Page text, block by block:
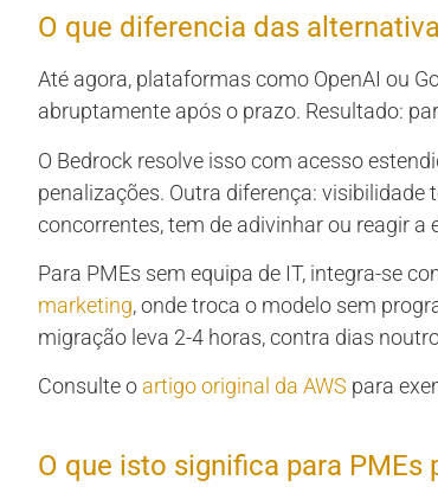
O que diferencia das
Até agora, plataformas como OpenAI ou
abruptamente após o prazo. Resultado:
O Bedrock resolve isso com acesso
penalizações. Outra diferença:
concorrentes, tem de adivinhar ou reagir a
Para PMEs sem equipa de IT, integra-se
marketing, onde troca o modelo sem
migração leva 2-4 horas, contra dias
Consulte o artigo original da AWS para
O que isto significa para PMEs